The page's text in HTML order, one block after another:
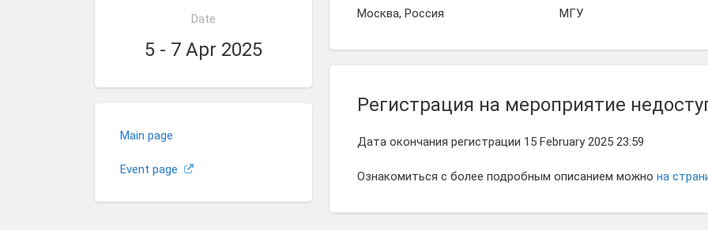
Date
5 - 7 Apr 2025
Main page
Event page
Москва, Россия
МГУ
Регистрация на мероприятие
Дата окончания регистрации 15 February 2025 23:59
Ознакомиться с более подробным описанием можно на